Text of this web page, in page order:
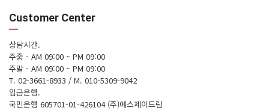
Customer Center
상담시간.
주중 - AM 09:00 ~ PM 09:00
주말 - AM 09:00 ~ PM 09:00
T. 02-3661-8933 / M. 010-5309-9042
입금은행.
국민은행 605701-01-426104 (주)에스제이드림